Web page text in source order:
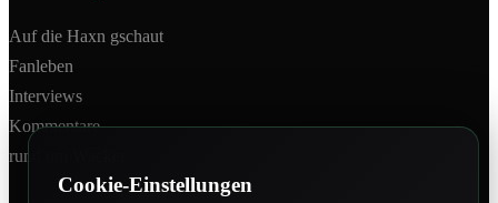
Auf die Haxn gschaut
Fanleben
Interviews
Kommentare
rund um Wacker
Cookie-Einstellungen